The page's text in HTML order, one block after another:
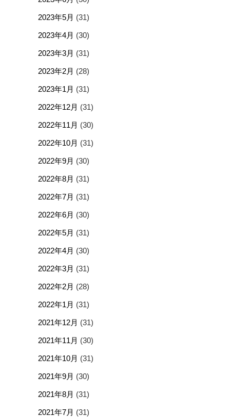
2023年5月 (31)
2023年4月 (30)
2023年3月 (31)
2023年2月 (28)
2023年1月 (31)
2022年12月 (31)
2022年11月 (30)
2022年10月 (31)
2022年9月 (30)
2022年8月 (31)
2022年7月 (31)
2022年6月 (30)
2022年5月 (31)
2022年4月 (30)
2022年3月 (31)
2022年2月 (28)
2022年1月 (31)
2021年12月 (31)
2021年11月 (30)
2021年10月 (31)
2021年9月 (30)
2021年8月 (31)
2021年7月 (31)